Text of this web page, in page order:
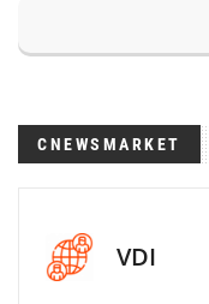
CNEWSMARKET
VDI